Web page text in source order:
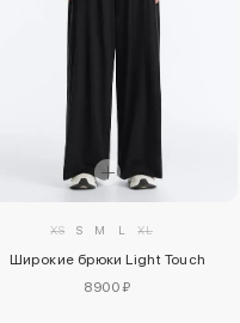
XS S M L XL
Широкие брюки Light Touch
8900 ₽